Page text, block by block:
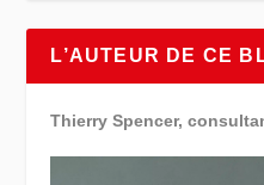
L’AUTEUR DE CE
Thierry Spencer,